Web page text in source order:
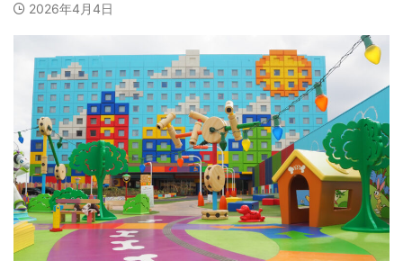
2026年4月4日